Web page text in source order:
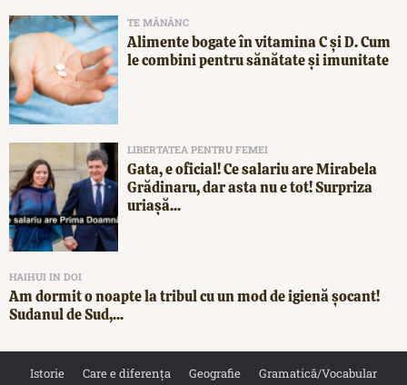
TE MĂNÂNC
Alimente bogate în vitamina C și D. Cum
le combini pentru sănătate și imunitate
LIBERTATEA PENTRU FEMEI
Gata, e oficial! Ce salariu are Mirabela
Grădinaru, dar asta nu e tot! Surpriza
uriașă...
HAIHUI IN DOI
Am dormit o noapte la tribul cu un mod de igienă șocant!
Sudanul de Sud,...
Istorie Care e diferența Geografie Gramatică/Vocabular